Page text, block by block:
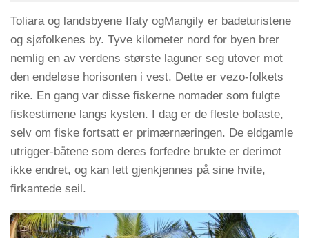
Toliara og landsbyene Ifaty ogMangily er badeturistene
og sjøfolkenes by. Tyve kilometer nord for byen brer
nemlig en av verdens største laguner seg utover mot
den endeløse horisonten i vest. Dette er vezo-folkets
rike. En gang var disse fiskerne nomader som fulgte
fiskestimene langs kysten. I dag er de fleste bofaste,
selv om fiske fortsatt er primærnæringen. De eldgamle
utrigger-båtene som deres forfedre brukte er derimot
ikke endret, og kan lett gjenkjennes på sine hvite,
firkantede seil.